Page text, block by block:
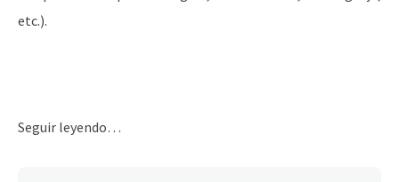
etc.).
Seguir leyendo…